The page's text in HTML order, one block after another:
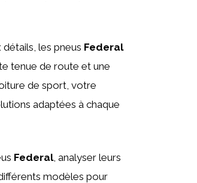
les pneus Federal
tenue de route et une
de sport, votre
adaptées à chaque
Federal, analyser leurs
modèles pour